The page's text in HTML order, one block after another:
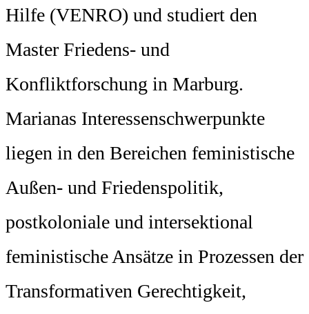
Hilfe (VENRO) und studiert den
Master Friedens- und
Konfliktforschung in Marburg.
Marianas Interessenschwerpunkte
liegen in den Bereichen feministische
Außen- und Friedenspolitik,
postkoloniale und intersektional
feministische Ansätze in Prozessen der
Transformativen Gerechtigkeit,